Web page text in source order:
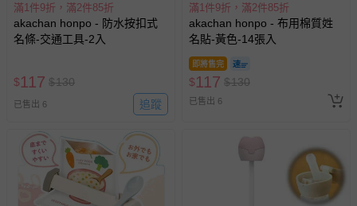
滿1件9折，滿2件85折
akachan honpo - 防水按扣式
名條-交通工具-2入
$117 $130
已售出 6 追蹤
滿1件9折，滿2件85折
akachan honpo - 布用棉質姓
名貼-黃色-14張入
即將售完
$117 $130
已售出 6